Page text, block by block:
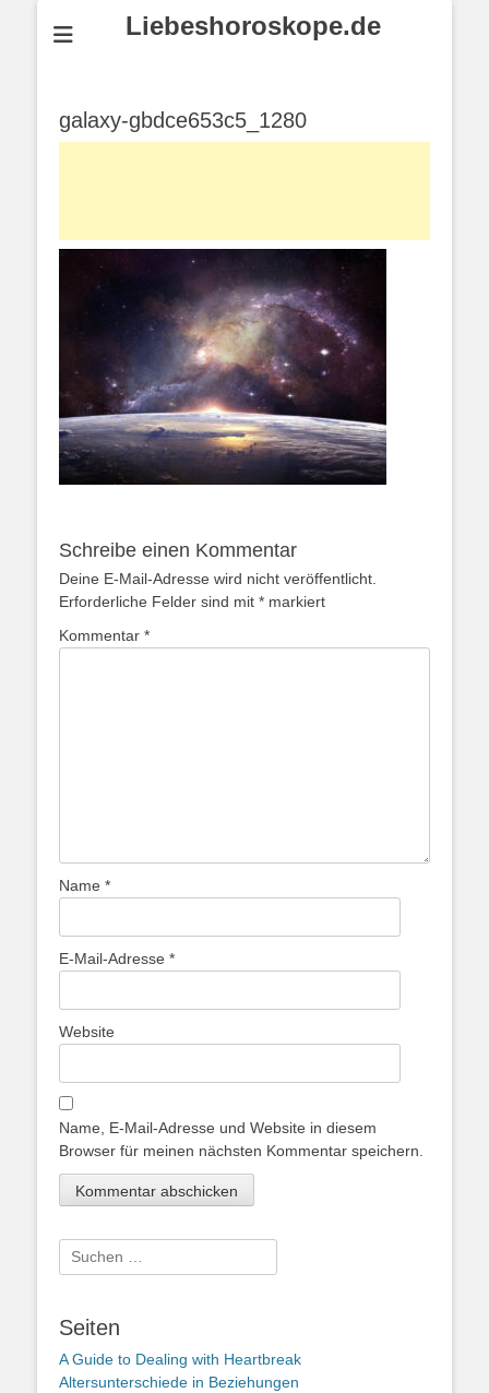
Liebeshoroskope.de
galaxy-gbdce653c5_1280
Schreibe einen Kommentar
Deine E-Mail-Adresse wird nicht veröffentlicht.
Erforderliche Felder sind mit * markiert
Kommentar *
Name *
E-Mail-Adresse *
Website
Name, E-Mail-Adresse und Website in diesem
Browser für meinen nächsten Kommentar speichern.
Suche
nach:
Seiten
A Guide to Dealing with Heartbreak
Altersunterschiede in Beziehungen